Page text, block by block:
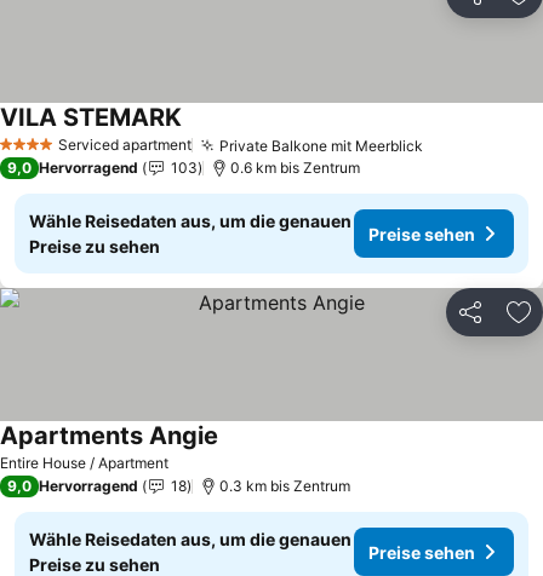
Teilen
4 Sterne Serviced apartment Private Balkone mit Meerblick
VILA STEMARK
9,0 Hervorragend 103 0.6 km bis Zentrum
Wähle Reisedaten aus, um die genauen
Preise zu sehen
Preise sehen
Teilen
Entire House / Apartment
Apartments Angie
9,0 Hervorragend 18 0.3 km bis Zentrum
Wähle Reisedaten aus, um die genauen
Preise zu sehen
Preise sehen